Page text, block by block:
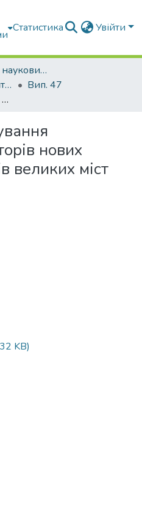
Статистика Увійти
Вибрані статті з наукових збірників КНУБА
Містобудування та територіальне планування
Вип. 47
Проблеми формування пішохідних просторів нових житлових районів великих міст України
нових
великих міст
KB)